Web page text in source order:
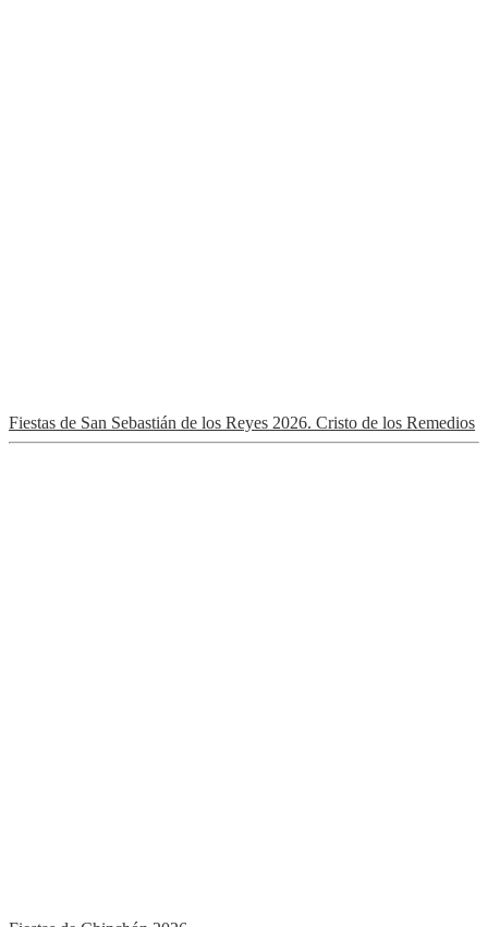
Fiestas de San Sebastián de los Reyes 2026. Cristo de los Remedios